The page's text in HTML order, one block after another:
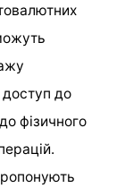
доступ до
фізичного